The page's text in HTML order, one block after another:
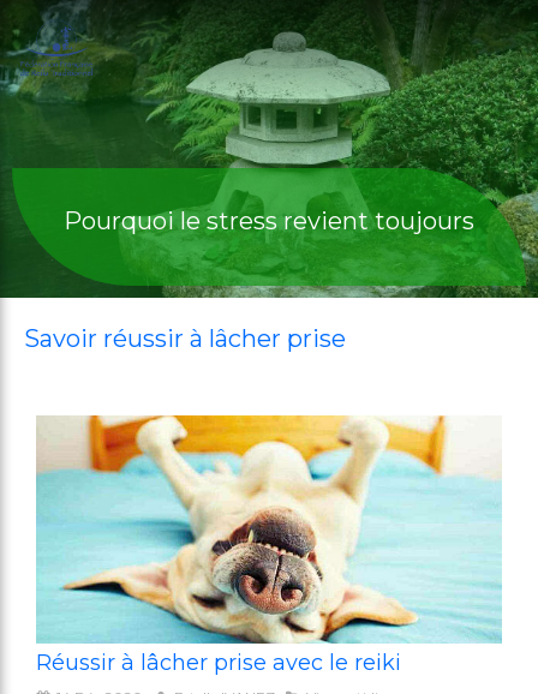
Pourquoi le stress revient toujours
Savoir réussir à lâcher prise
Réussir à lâcher prise avec le reiki